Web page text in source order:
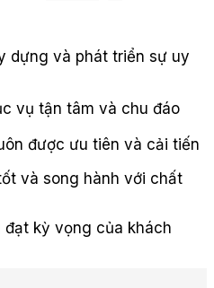
dựng và phát triển sự uy
vụ tận tâm và chu đáo
được ưu tiên và cải tiến
và song hành với chất
đạt kỳ vọng của khách